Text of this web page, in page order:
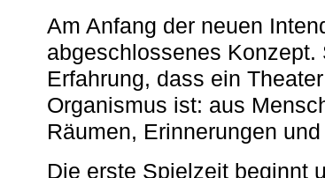
Am Anfang der neuen
abgeschlossenes Konzept.
Erfahrung, dass ein
Organismus ist: aus
Räumen, Erinnerungen
Die erste Spielzeit beginnt